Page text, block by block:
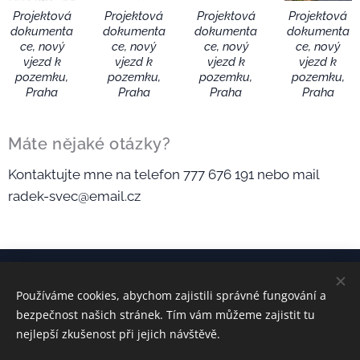
Projektová
dokumenta
ce, nový
vjezd k
pozemku,
Praha
Projektová
dokumenta
ce, nový
vjezd k
pozemku,
Praha
Projektová
dokumenta
ce, nový
vjezd k
pozemku,
Praha
Projektová
dokumenta
ce, nový
vjezd k
pozemku,
Praha
Máte nějaké otázky?
Kontaktujte mne na telefon 777 676 191 nebo mail
radek-svec@email.cz
kontakt: Ing. Radek ŠVEC
+420 777 676 191radek-svec@email.cz
Používáme cookies, abychom zajistili správné fungování a
bezpečnost našich stránek. Tím vám můžeme zajistit tu
nejlepší zkušenost při jejich návštěvě.